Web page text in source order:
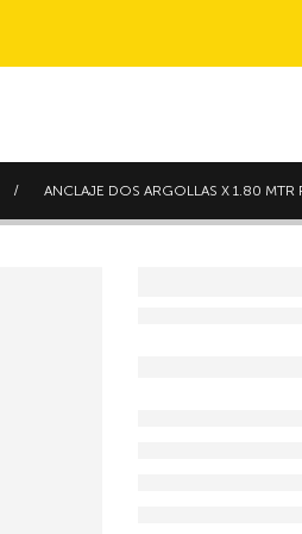
ANCLAJE DOS ARGOLLAS X 1.80 MTR